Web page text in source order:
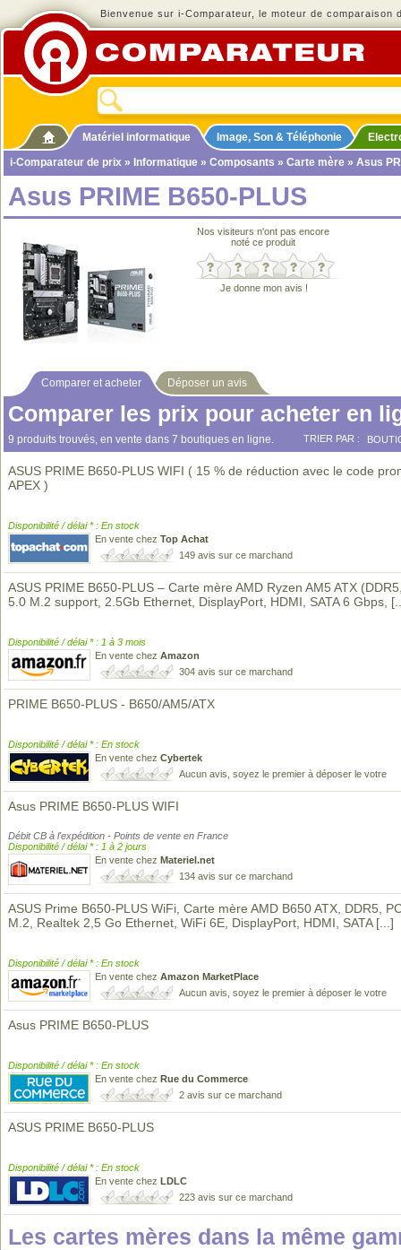
Bienvenue sur i-Comparateur, le moteur de comparaison
Matériel informatique Image, Son & Téléphonie
i-Comparateur de prix » Informatique » Composants » Carte mère » Asus
Asus PRIME B650-PLUS
Nos visiteurs n'ont pas encore
noté ce produit
Je donne mon avis !
Comparer et acheter Déposer un avis
Comparer les prix pour acheter en
9 produits trouvés, en vente dans 7 boutiques en ligne. TRIER PAR :
ASUS PRIME B650-PLUS WIFI ( 15 % de réduction avec le code
APEX )
Disponibilité / délai * : En stock
En vente chez Top Achat
149 avis sur ce marchand
ASUS PRIME B650-PLUS – Carte mère AMD Ryzen AM5 ATX
5.0 M.2 support, 2.5Gb Ethernet, DisplayPort, HDMI, SATA 6 Gbps,
Disponibilité / délai * : 1 à 3 mois
En vente chez Amazon
304 avis sur ce marchand
PRIME B650-PLUS - B650/AM5/ATX
Disponibilité / délai * : En stock
En vente chez Cybertek
Aucun avis, soyez le premier à déposer le votre
Asus PRIME B650-PLUS WIFI
Débit CB à l'expédition - Points de vente en France
Disponibilité / délai * : 1 à 2 jours
En vente chez Materiel.net
134 avis sur ce marchand
ASUS Prime B650-PLUS WiFi, Carte mère AMD B650 ATX, DDR5,
M.2, Realtek 2,5 Go Ethernet, WiFi 6E, DisplayPort, HDMI, SATA [...]
Disponibilité / délai * : En stock
En vente chez Amazon MarketPlace
Aucun avis, soyez le premier à déposer le votre
Asus PRIME B650-PLUS
Disponibilité / délai * : En stock
En vente chez Rue du Commerce
2 avis sur ce marchand
ASUS PRIME B650-PLUS
Disponibilité / délai * : En stock
En vente chez LDLC
223 avis sur ce marchand
Les cartes mères dans la même